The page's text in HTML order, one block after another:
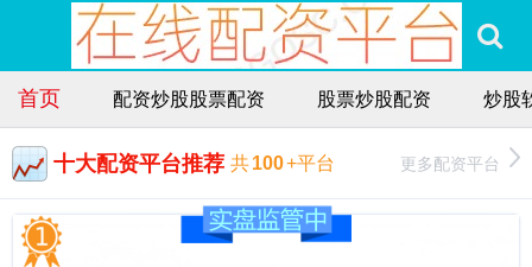
首页 配资炒股股票配资 股票炒股配资 炒股
十大配资平台推荐 共100+平台 更多配资平台